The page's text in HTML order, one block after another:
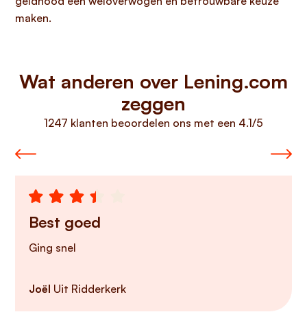
maken.
Wat anderen over Lening.com
zeggen
1247 klanten beoordelen ons met een 4.1/5
Best goed
Ging snel
Joël Uit Ridderkerk